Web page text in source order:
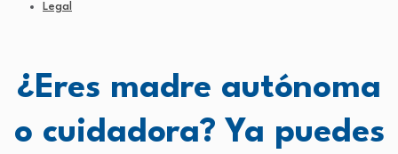
Legal
¿Eres madre autónoma
o cuidadora? Ya puedes